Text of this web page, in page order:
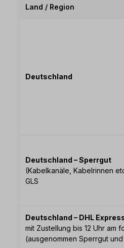
Land / Region
Deutschland
Deutschland – Sperrgut
(Kabelkanäle, Kabelrinnen
GLS
Deutschland – DHL
mit Zustellung bis 12 Uhr am
(ausgenommen Sperrgut